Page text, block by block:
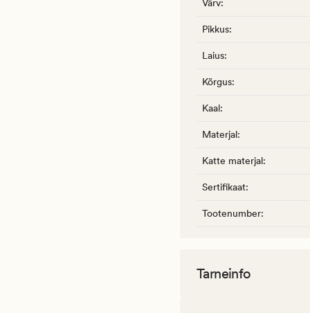
Värv:
Pikkus:
Laius:
Kõrgus:
Kaal:
Materjal:
Katte materjal:
Sertifikaat:
Tootenumber:
Tarneinfo